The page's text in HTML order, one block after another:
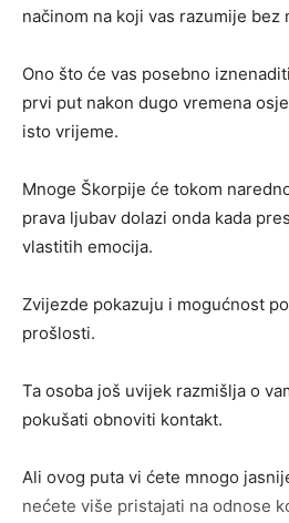
načinom na koji vas razumije bez
Ono što će vas posebno
prvi put nakon dugo vremena
isto vrijeme.
Mnoge Škorpije će tokom
prava ljubav dolazi onda kada
vlastitih emocija.
Zvijezde pokazuju i mogućnost
prošlosti.
Ta osoba još uvijek razmišlja o
pokušati obnoviti kontakt.
Ali ovog puta vi ćete mnogo
nećete više pristajati na odnose